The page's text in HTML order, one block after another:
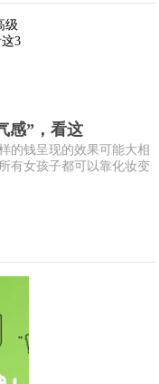
感”，看这
的钱呈现的效果可能大相
有女孩子都可以靠化妆变